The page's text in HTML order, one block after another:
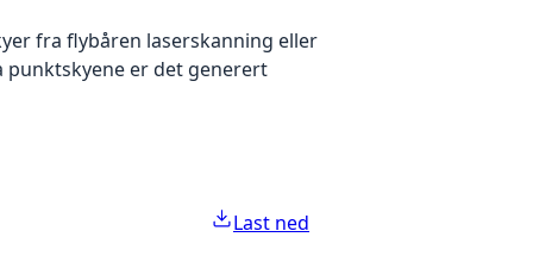
fra flybåren laserskanning eller
punktskyene er det generert
Last ned